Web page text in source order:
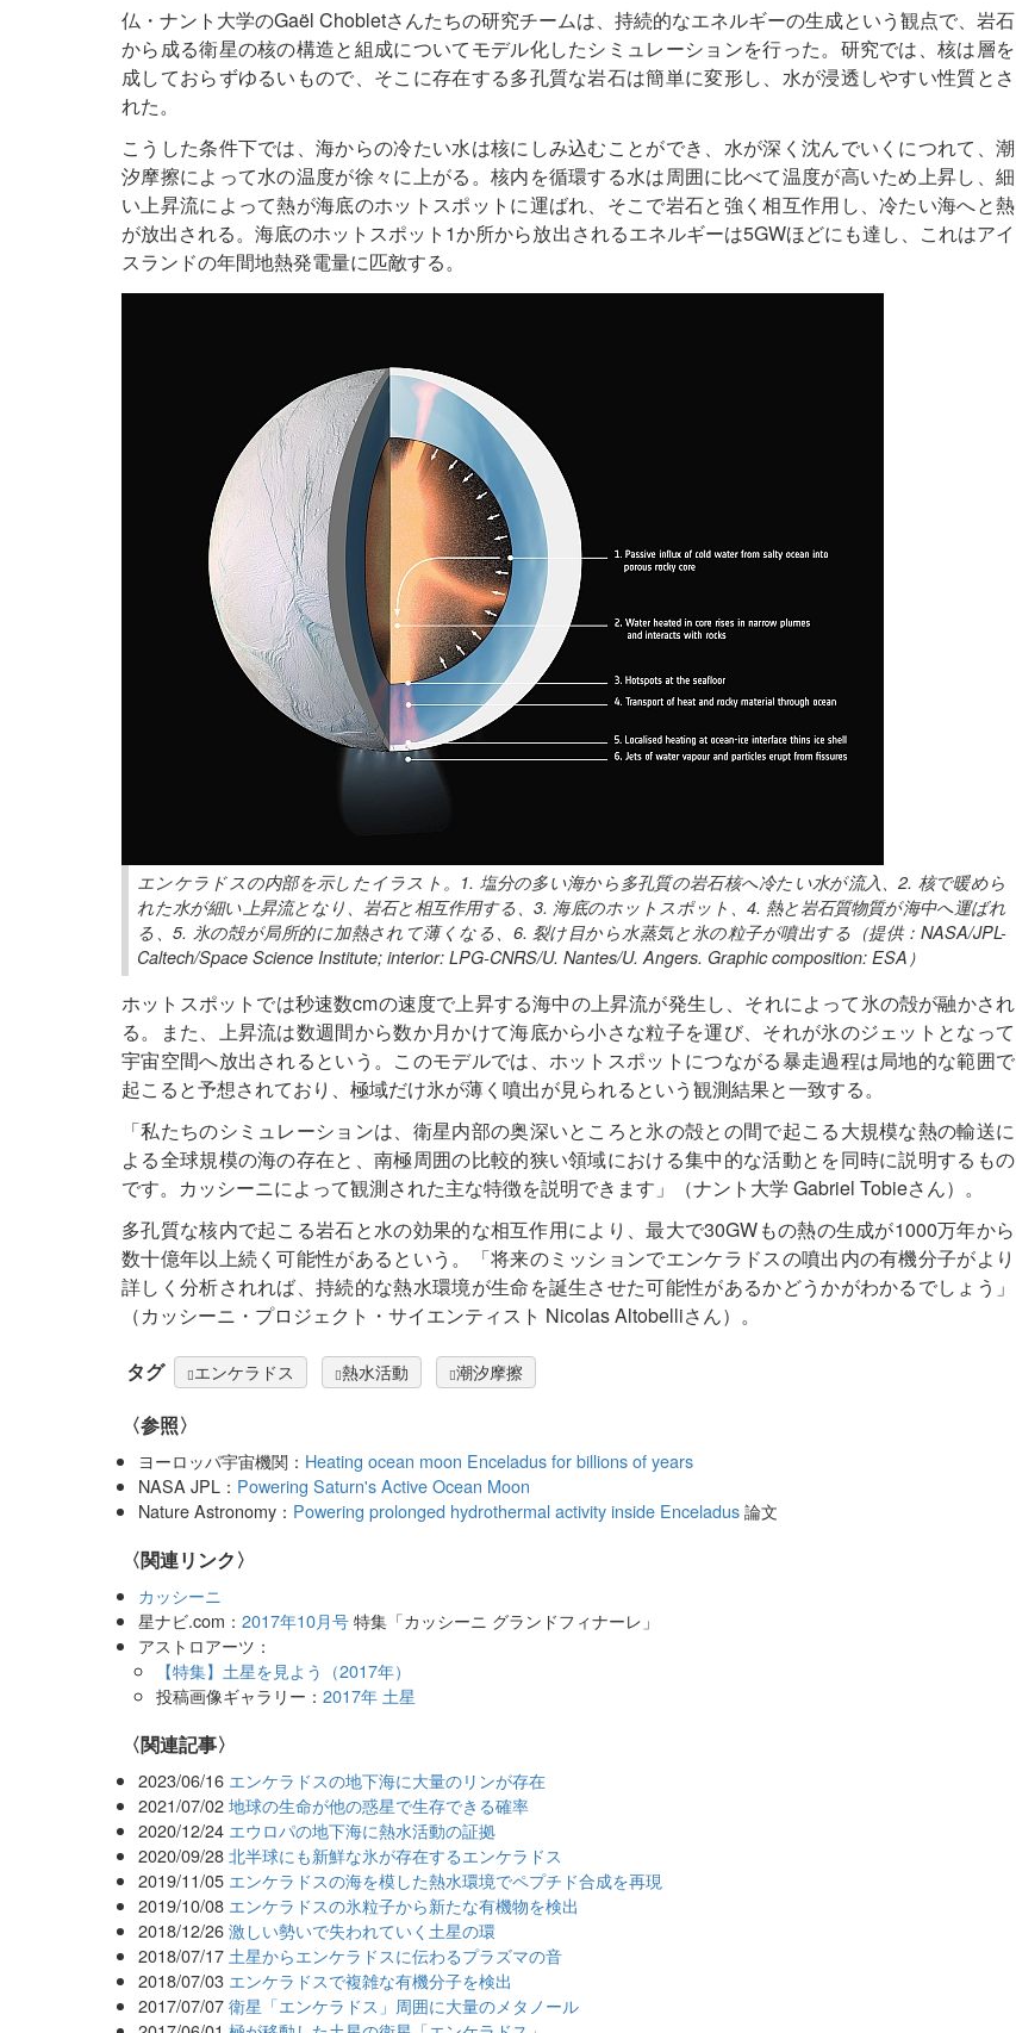
仏・ナント大学のGaël Chobletさんたちの研究チームは、持続的なエネルギーの生成という観点で、岩石
から成る衛星の核の構造と組成についてモデル化したシミュレーションを行った。研究では、核は層を
成しておらずゆるいもので、そこに存在する多孔質な岩石は簡単に変形し、水が浸透しやすい性質とさ
れた。
こうした条件下では、海からの冷たい水は核にしみ込むことができ、水が深く沈んでいくにつれて、潮
汐摩擦によって水の温度が徐々に上がる。核内を循環する水は周囲に比べて温度が高いため上昇し、細
い上昇流によって熱が海底のホットスポットに運ばれ、そこで岩石と強く相互作用し、冷たい海へと熱
が放出される。海底のホットスポット1か所から放出されるエネルギーは5GWほどにも達し、これはアイ
スランドの年間地熱発電量に匹敵する。
エンケラドスの内部を示したイラスト。1. 塩分の多い海から多孔質の岩石核へ冷たい水が流入、2. 核で暖めら
れた水が細い上昇流となり、岩石と相互作用する、3. 海底のホットスポット、4. 熱と岩石質物質が海中へ運ばれ
る、5. 氷の殻が局所的に加熱されて薄くなる、6. 裂け目から水蒸気と氷の粒子が噴出する（提供：NASA/JPL-
Caltech/Space Science Institute; interior: LPG-CNRS/U. Nantes/U. Angers. Graphic composition: ESA）
ホットスポットでは秒速数cmの速度で上昇する海中の上昇流が発生し、それによって氷の殻が融かされ
る。また、上昇流は数週間から数か月かけて海底から小さな粒子を運び、それが氷のジェットとなって
宇宙空間へ放出されるという。このモデルでは、ホットスポットにつながる暴走過程は局地的な範囲で
起こると予想されており、極域だけ氷が薄く噴出が見られるという観測結果と一致する。
「私たちのシミュレーションは、衛星内部の奥深いところと氷の殻との間で起こる大規模な熱の輸送に
よる全球規模の海の存在と、南極周囲の比較的狭い領域における集中的な活動とを同時に説明するもの
です。カッシーニによって観測された主な特徴を説明できます」（ナント大学 Gabriel Tobieさん）。
多孔質な核内で起こる岩石と水の効果的な相互作用により、最大で30GWもの熱の生成が1000万年から
数十億年以上続く可能性があるという。「将来のミッションでエンケラドスの噴出内の有機分子がより
詳しく分析されれば、持続的な熱水環境が生命を誕生させた可能性があるかどうかがわかるでしょう」
（カッシーニ・プロジェクト・サイエンティスト Nicolas Altobelliさん）。
タグ エンケラドス 熱水活動 潮汐摩擦
〈参照〉
ヨーロッパ宇宙機関： Heating ocean moon Enceladus for billions of years
NASA JPL： Powering Saturn's Active Ocean Moon
Nature Astronomy： Powering prolonged hydrothermal activity inside Enceladus論文
〈関連リンク〉
カッシーニ
星ナビ.com：2017年10月号特集「カッシーニ グランドフィナーレ」
アストロアーツ：
【特集】土星を見よう（2017年）
投稿画像ギャラリー： 2017年 土星
関連記事
2023/06/16 エンケラドスの地下海に大量のリンが存在
2021/07/02 地球の生命が他の惑星で生存できる確率
2020/12/24 エウロパの地下海に熱水活動の証拠
2020/09/28 北半球にも新鮮な氷が存在するエンケラドス
2019/11/05 エンケラドスの海を模した熱水環境でペプチド合成を再現
2019/10/08 エンケラドスの氷粒子から新たな有機物を検出
2018/12/26 激しい勢いで失われていく土星の環
2018/07/17 土星からエンケラドスに伝わるプラズマの音
2018/07/03 エンケラドスで複雑な有機分子を検出
2017/07/07 衛星「エンケラドス」周囲に大量のメタノール